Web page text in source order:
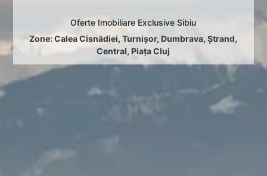
Oferte Imobiliare Exclusive Sibiu
Zone:Calea Cisnădiei,Turnișor, Dumbrava,Ștrand,
Central, Piața Cluj